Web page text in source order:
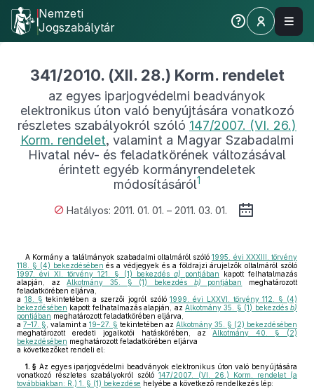
Nemzeti
Jogszabálytár
341/2010. (XII. 28.) Korm. rendelet
az egyes iparjogvédelmi beadványok
elektronikus úton való benyújtására vonatkozó
részletes szabályokról szóló 147/2007. (VI. 26.)
Korm. rendelet, valamint a Magyar Szabadalmi
Hivatal név- és feladatkörének változásával
érintett egyéb kormányrendeletek
módosításáról1
Hatályos: 2011. 01. 01. – 2011. 03. 01.
A Kormány a találmányok szabadalmi oltalmáról szóló1995. évi XXXIII. törvény
118. § (4) bekezdésében és a védjegyek és a földrajzi árujelzők oltalmáról szóló
1997. évi XI. törvény 121. § (1) bekezdés a) pontjában kapott felhatalmazás
alapján, azAlkotmány 35. § (1) bekezdés b) pontjában
meghatározott
feladatkörében eljárva,
a 18. § tekintetében a szerzői jogról szóló1999. évi LXXVI. törvény 112. § (4)
bekezdésében kapott felhatalmazás alapján, az Alkotmány 35. § (1) bekezdés b)
pontjában meghatározott feladatkörében eljárva,
a 7–17. § , valamint a 19–27. § tekintetében az Alkotmány 35. § (2) bekezdésében
meghatározott eredeti jogalkotói hatáskörében, azAlkotmány 40. § (2)
bekezdésében meghatározott feladatkörében eljárva
a következőket rendeli el:
1. § Az egyes iparjogvédelmi beadványok elektronikus úton való benyújtására
vonatkozó részletes szabályokról szóló147/2007. (VI. 26.) Korm. rendelet (a
továbbiakban: R.) 1. § (1) bekezdése helyébe a következő rendelkezés lép: